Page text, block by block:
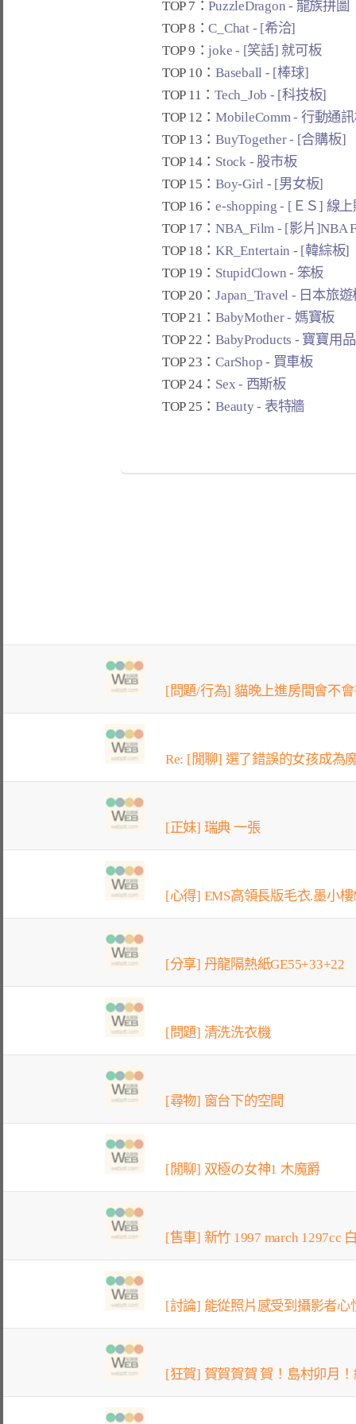
TOP 7：PuzzleDragon - 龍族拼圖
TOP 8：C_Chat - [希洽]
TOP 9：joke - [笑話] 就可板
TOP 10：Baseball - [棒球]
TOP 11：Tech_Job - [科技板]
TOP 12：MobileComm - 行動通
TOP 13：BuyTogether - [合購板]
TOP 14： Stock - 股市板
TOP 15：Boy-Girl - [男女板]
TOP 16：e-shopping - [ＥＳ] 線
TOP 17：NBA_Film - [影片]NBA
TOP 18：KR_Entertain - [韓綜板]
TOP 19： StupidClown - 笨板
TOP 20：Japan_Travel - 日本旅遊
TOP 21：BabyMother - 媽寶板
TOP 22：BabyProducts - 寶寶用
TOP 23：CarShop - 買車板
TOP 24： Sex - 西斯板
TOP 25：Beauty - 表特牆
[問題/行為] 貓晚上進房間會不
Re: [閒聊] 選了錯誤的女孩成為
[正妹] 瑞典 一張
[心得] EMS高領長版毛衣.墨小樓
[分享] 丹龍隔熱紙GE55+33+22
[問題] 清洗洗衣機
[尋物] 窗台下的空間
[閒聊] 双極の女神1 木魔爵
[售車] 新竹 1997 march 1297cc
[討論] 能從照片感受到攝影者心
[狂賀] 賀賀賀賀 賀！島村卯月！